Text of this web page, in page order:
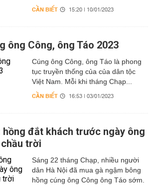
CẦN BIẾT 15:20 | 10/01/2023
ông Công, ông Táo 2023
Cúng ông Công, ông Táo là phong
tục truyền thống của của dân tộc
Việt Nam. Mỗi khi tháng Chạp...
CẦN BIẾT 16:53 | 03/01/2023
hồng đắt khách trước ngày ông
trời
Sáng 22 tháng Chạp, nhiều người
dân Hà Nội đã mua gà ngậm bông
hồng cúng ông Công ông Táo sớm.